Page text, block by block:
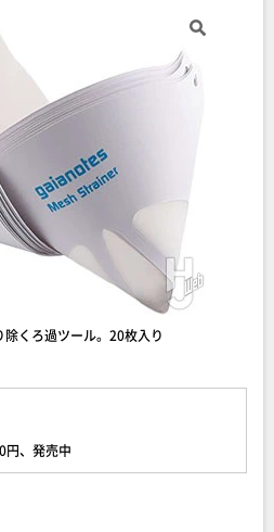
くろ過ツール。20枚入り
、発売中